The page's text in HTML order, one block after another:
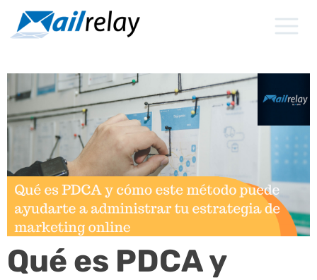
contenido
Qué es PDCA y